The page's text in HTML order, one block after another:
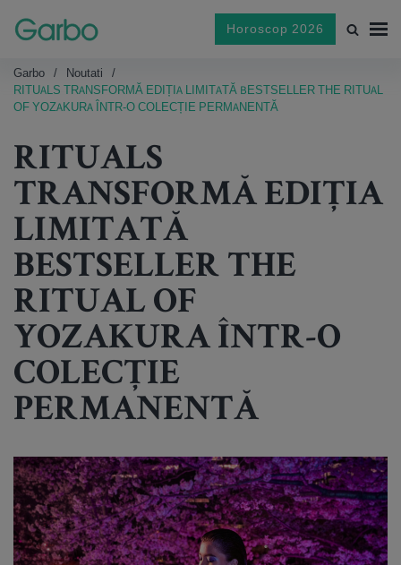
Horoscop 2026
Garbo
Noutati
RITUALS TRANSFORMĂ EDIȚIA LIMITATĂ BESTSELLER THE RITUAL
OF YOZAKURA ÎNTR-O COLECȚIE PERMANENTĂ
RITUALS
TRANSFORMĂ EDIȚIA
LIMITATĂ
BESTSELLER THE
RITUAL OF
YOZAKURA ÎNTR-O
COLECȚIE
PERMANENTĂ